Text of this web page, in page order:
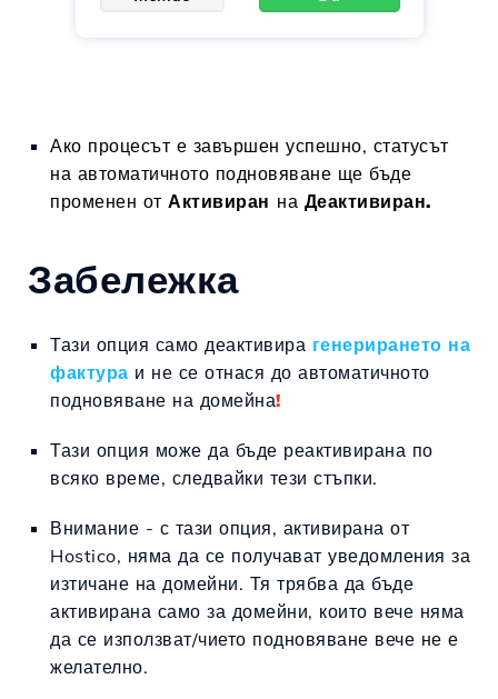
Ако процесът е завършен успешно, статусът
на автоматичното подновяване ще бъде
променен от Активиран на Деактивиран.
Забележка
Тази опция само деактивира генерирането на
фактура и не се отнася до автоматичното
подновяване на домейна!
Тази опция може да бъде реактивирана по
всяко време, следвайки тези стъпки.
Внимание - с тази опция, активирана от
Hostico, няма да се получават уведомления за
изтичане на домейни. Тя трябва да бъде
активирана само за домейни, които вече няма
да се използват/чието подновяване вече не е
желателно.